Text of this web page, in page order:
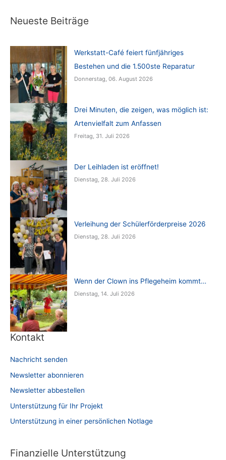
Neueste Beiträge
Werkstatt-Café feiert fünfjähriges
Bestehen und die 1.500ste Reparatur
Donnerstag, 06. August 2026
Drei Minuten, die zeigen, was möglich ist:
Artenvielfalt zum Anfassen
Freitag, 31. Juli 2026
Der Leihladen ist eröffnet!
Dienstag, 28. Juli 2026
Verleihung der Schülerförderpreise 2026
Dienstag, 28. Juli 2026
Wenn der Clown ins Pflegeheim kommt…
Dienstag, 14. Juli 2026
Kontakt
Nachricht senden
Newsletter abonnieren
Newsletter abbestellen
Unterstützung für Ihr Projekt
Unterstützung in einer persönlichen Notlage
Finanzielle Unterstützung